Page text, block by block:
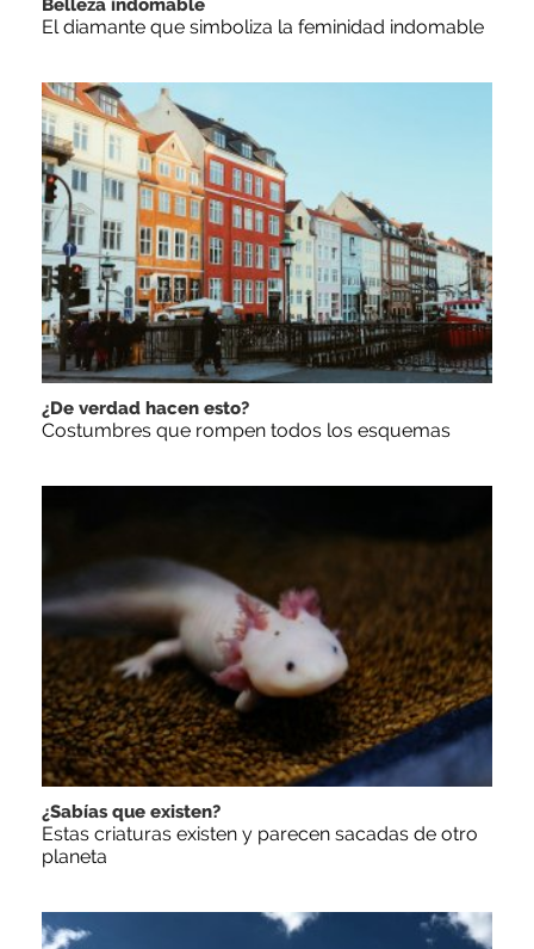
Belleza indomable
El diamante que simboliza la feminidad indomable
¿De verdad hacen esto?
Costumbres que rompen todos los esquemas
¿Sabías que existen?
Estas criaturas existen y parecen sacadas de otro
planeta